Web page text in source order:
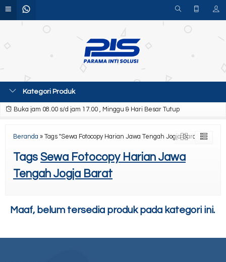
Kategori Produk
Buka jam 08.00 s/d jam 17.00 , Minggu & Hari Besar Tutup
Beranda » Tags "Sewa Fotocopy Harian Jawa Tengah Jogja Barat"
Tags Sewa Fotocopy Harian Jawa
Tengah Jogja Barat
Maaf, belum tersedia produk pada kategori ini.